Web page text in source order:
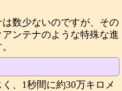
数少ないのですが、その
ンテナのような特殊な進
、1秒間に約30万キロメ